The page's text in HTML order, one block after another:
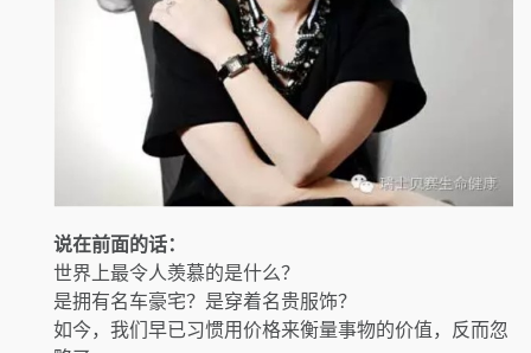
说在前面的话：
世界上最令人羡慕的是什么？
是拥有名车豪宅？是穿着名贵服饰？
如今，我们早已习惯用价格来衡量事物的价值，反而忽